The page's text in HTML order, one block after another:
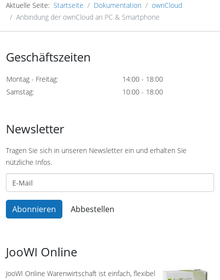
Aktuelle Seite: Startseite Dokumentation
ownCloud
Anbindung der ownCloud an PC & Smartphone
Geschäftszeiten
Montag - Freitag:
14:00 - 18:00
Samstag:
10:00 - 18:00
Newsletter
Tragen Sie sich in unseren Newsletter ein und erhalten Sie
nützliche Infos.
JooWI Online
JooWI Online Warenwirtschaft ist einfach, flexibel